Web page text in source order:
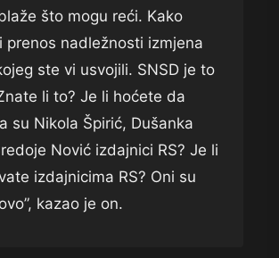
što mogu reći. Kako
prenos nadležnosti izmjena
ste vi usvojili. SNSD je to
li to? Je li hoćete da
su Nikola Špirić, Dušanka
Nović izdajnici RS? Je li
izdajnicima RS? Oni su
kazao je on.